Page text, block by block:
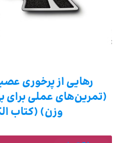
رهایی از پرخوری
(تمرین‌های عملی برای
وزن) (کتاب